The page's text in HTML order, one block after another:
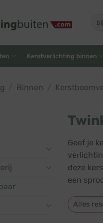
naar:
Kerstverlichting binnen
Binnen
Geef je
deze
een
Alles